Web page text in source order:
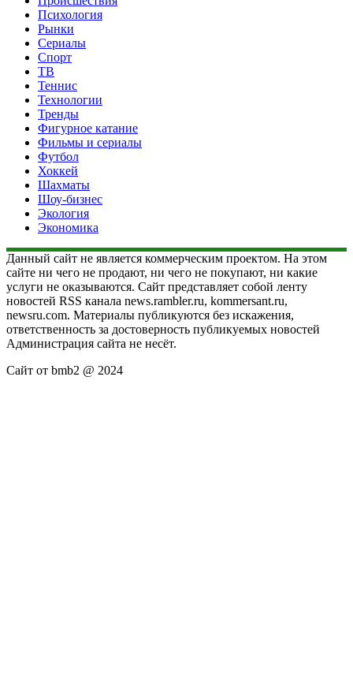
Психология
Рынки
Сериалы
Спорт
ТВ
Теннис
Технологии
Тренды
Фигурное катание
Фильмы и сериалы
Футбол
Хоккей
Шахматы
Шоу-бизнес
Экология
Экономика
Данный сайт не является коммерческим проектом. На этом
сайте ни чего не продают, ни чего не покупают, ни какие
услуги не оказываются. Сайт представляет собой ленту
новостей RSS канала news.rambler.ru, kommersant.ru,
newsru.com. Материалы публикуются без искажения,
ответственность за достоверность публикуемых новостей
Администрация сайта не несёт.
Сайт от bmb2 @ 2024